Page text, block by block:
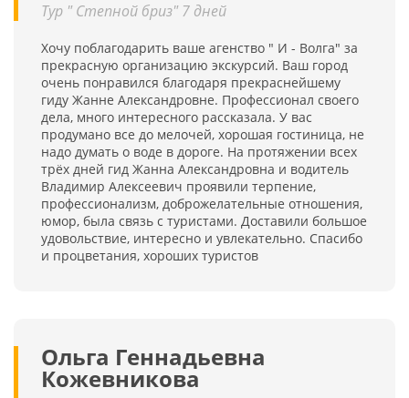
Тур " Степной бриз" 7 дней
Хочу поблагодарить ваше агенство " И - Волга" за
прекрасную организацию экскурсий. Ваш город
очень понравился благодаря прекраснейшему
гиду Жанне Александровне. Профессионал своего
дела, много интересного рассказала. У вас
продумано все до мелочей, хорошая гостиница, не
надо думать о воде в дороге. На протяжении всех
трёх дней гид Жанна Александровна и водитель
Владимир Алексеевич проявили терпение,
профессионализм, доброжелательные отношения,
юмор, была связь с туристами. Доставили большое
удовольствие, интересно и увлекательно. Спасибо
и процветания, хороших туристов
Ольга Геннадьевна
Кожевникова